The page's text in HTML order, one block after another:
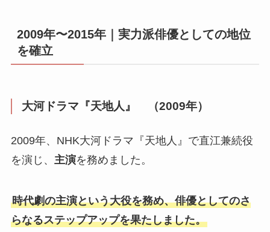
2009年〜2015年｜実力派俳優としての地位
を確立
大河ドラマ『天地人』 （2009年）
2009年、NHK大河ドラマ『天地人』で直江兼続役
を演じ、 主演を務めました。
時代劇の主演という大役を務め、俳優としてのさ
らなるステップアップを果たしました。